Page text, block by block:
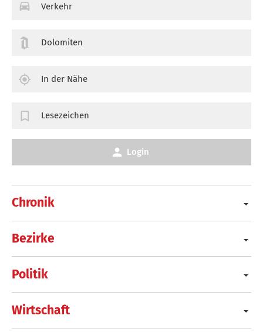
Chronik
Bezirke
Politik
Wirtschaft
Verkehr
Dolomiten
In der Nähe
Lesezeichen
Login